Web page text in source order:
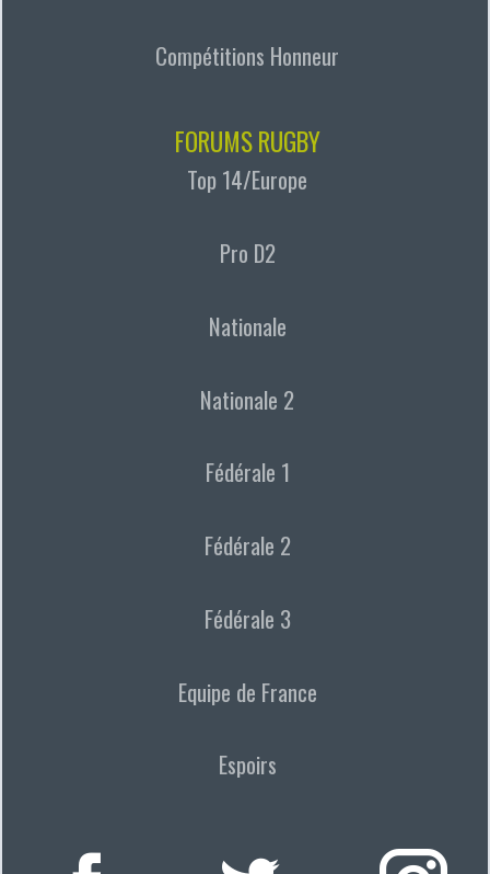
Compétitions Honneur
FORUMS RUGBY
Top 14/Europe
Pro D2
Nationale
Nationale 2
Fédérale 1
Fédérale 2
Fédérale 3
Equipe de France
Espoirs